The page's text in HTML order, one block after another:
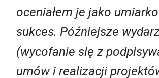
oceniałem je jako
sukces. Późniejsze
(wycofanie się z
umów i realizacji